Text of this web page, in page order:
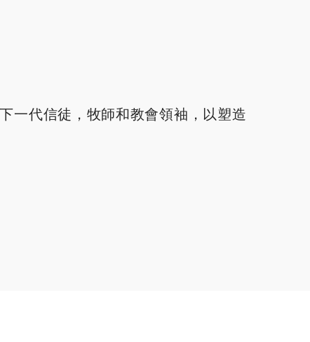
一代信徒，牧師和教會領袖，以塑造